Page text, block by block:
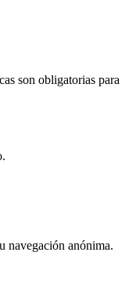
son obligatorias para
navegación anónima.